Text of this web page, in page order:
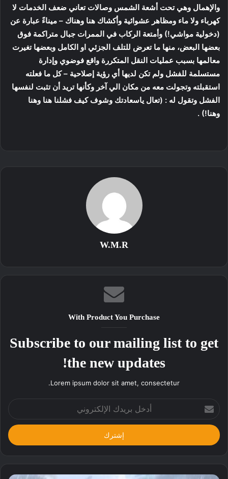
والإهمال وهي تحت أشعة الشمس وصالات تعاني ضعف الخدمات لا
كهرباء ولا ماء ومظاهر عشوائية وأكشاك هنا وهناك – ميناءً عبارة عن
(دخولية مواشي!) وأمتعة الركاب في الممرات جبال متراكمة فوق
بعضها البعض، منها ما تعرض للتلف الجزئي او الكامل وبعضها تغيرت
معالمها بسبب عمليات النقل المتكررة واقع فوضوي وإدارة
مستسلمة للفشل ولم تكن لديها أي رؤية إصلاحية – كل ما فعلته
استقبلته وتجولت معه من مكان الي آخر وكأنها تريد أن تثبت لنفسها
الفشل وتقول له : (تعال ياسعادتك وشوف كيف فشلنا هنا وهنا
وهنا!) .
W.M.R
With Product You Purchase
Subscribe to our mailing list to get
the new updates!
Lorem ipsum dolor sit amet, consectetur.
بريدك
الإلكتروني